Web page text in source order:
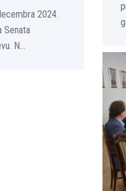
2024.
Senata
N...